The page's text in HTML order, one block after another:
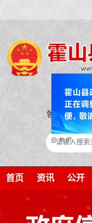
领导之窗
首页 资讯 公开